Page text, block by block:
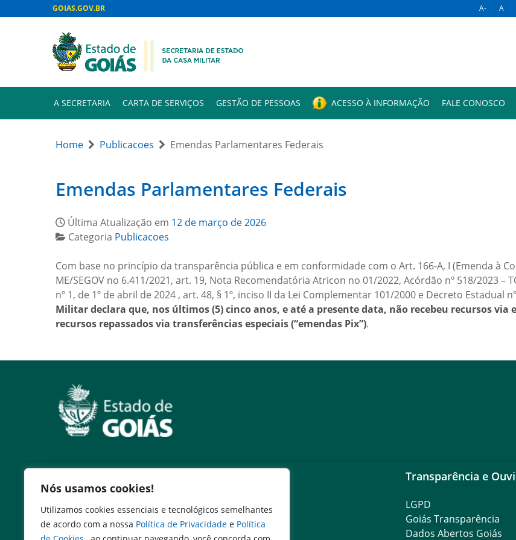
Nós usamos cookies!
Utilizamos cookies essenciais e tecnológicos semelhantes
de acordo com a nossa Política de Privacidade e Política
GOIAS.GOV.BR A- A
A SECRETARIA CARTA DE SERVIÇOS GESTÃO DE PESSOAS ACESSO À INFORMAÇÃO FALE CONOSCO
Home Publicacoes Emendas Parlamentares Federais
Emendas Parlamentares Federais
Última Atualização em 12 de março de 2026
Categoria Publicacoes
Com base no princípio da transparência pública e em conformidade com o Art. 166-A, I (Emenda à
ME/SEGOV no 6.411/2021, art. 19, Nota Recomendatória Atricon no 01/2022, Acórdão nº 518/2023 –
nº 1, de 1º de abril de 2024 , art. 48, § 1º, inciso II da Lei Complementar 101/2000 e Decreto Estadual
Militar declara que, nos últimos (5) cinco anos, e até a presente data, não recebeu recursos
recursos repassados via transferências especiais (“emendas Pix”).
Secretaria de Estado da Casa Civil
Governo Federal
Assembléia Legislativa do Estado de Goiás
Transparência e
LGPD
Goiás Transparência
Dados Abertos Goiás